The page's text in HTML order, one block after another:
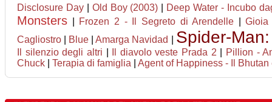
Disclosure Day| Old Boy (2003) Deep Water - Incubo
Monsters Frozen 2 - Il Segreto di Arendelle |Gioia
Cagliostro
Blue |Amarga Navidad Spider-
Il silenzio degli altri Il diavolo veste Prada 2
Pillion -
Chuck
Terapia di famiglia Agent of Happiness - Il Bhutan